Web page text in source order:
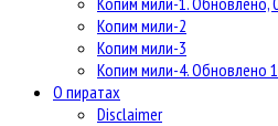
Копим мили-2
Копим мили-3
Копим мили-4. Обновлено
О пиратах
Disclaimer